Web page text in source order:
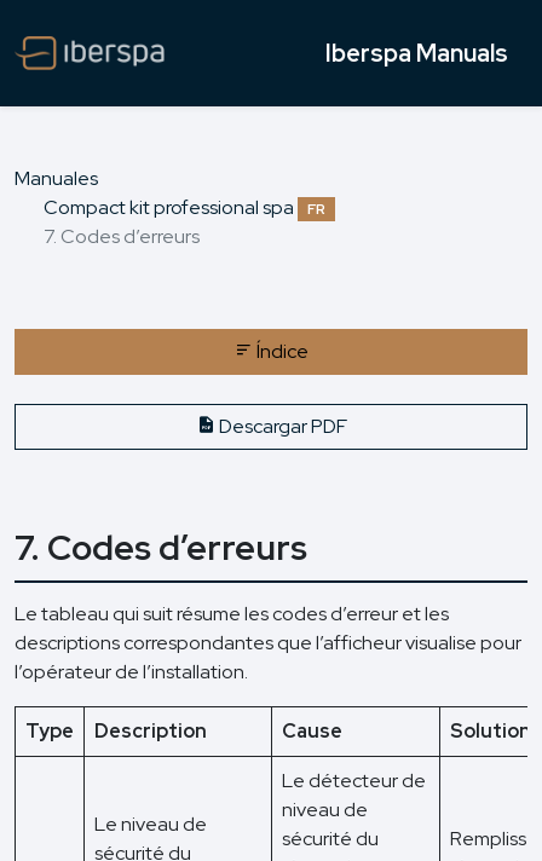
Iberspa Manuals
Manuales
Compact kit professional spa
FR
7. Codes d’erreurs
Índice
Descargar PDF
7. Codes d’erreurs
Le tableau qui suit résume les codes d’erreur et les
descriptions correspondantes que l’afficheur visualise pour
l’opérateur de l’installation.
Type Description Cause Solution
Le niveau de
sécurité du
Le détecteur de
niveau de
sécurité du